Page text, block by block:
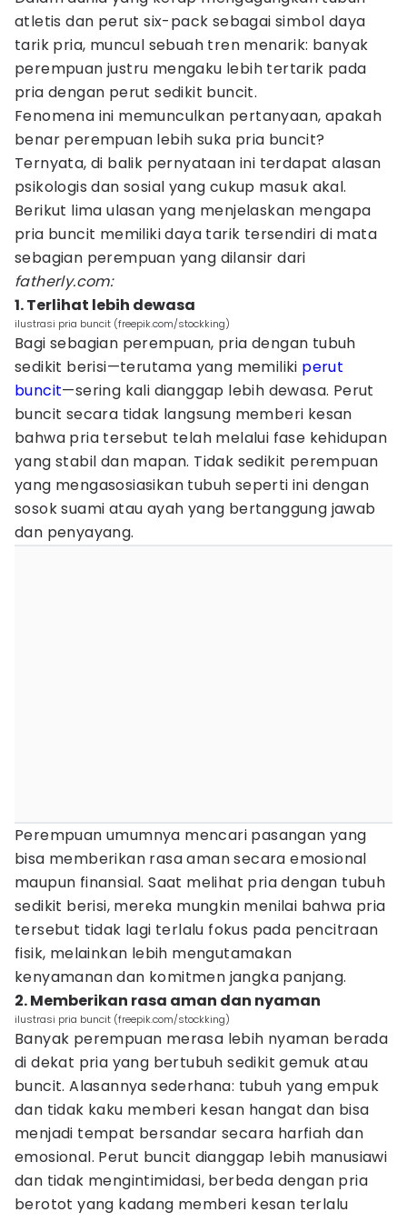
atletis dan perut six-pack sebagai simbol daya
tarik pria, muncul sebuah tren menarik: banyak
perempuan justru mengaku lebih tertarik pada
pria dengan perut sedikit buncit.
Fenomena ini memunculkan pertanyaan, apakah
benar perempuan lebih suka pria buncit?
Ternyata, di balik pernyataan ini terdapat alasan
psikologis dan sosial yang cukup masuk akal.
Berikut lima ulasan yang menjelaskan mengapa
pria buncit memiliki daya tarik tersendiri di mata
sebagian perempuan yang dilansir dari
fatherly.com:
1. Terlihat lebih dewasa
ilustrasi pria buncit (freepik.com/stockking)
Bagi sebagian perempuan, pria dengan tubuh
sedikit berisi—terutama yang memiliki perut
buncit—sering kali dianggap lebih dewasa. Perut
buncit secara tidak langsung memberi kesan
bahwa pria tersebut telah melalui fase kehidupan
yang stabil dan mapan. Tidak sedikit perempuan
yang mengasosiasikan tubuh seperti ini dengan
sosok suami atau ayah yang bertanggung jawab
dan penyayang.
Perempuan umumnya mencari pasangan yang
bisa memberikan rasa aman secara emosional
maupun finansial. Saat melihat pria dengan tubuh
sedikit berisi, mereka mungkin menilai bahwa pria
tersebut tidak lagi terlalu fokus pada pencitraan
fisik, melainkan lebih mengutamakan
kenyamanan dan komitmen jangka panjang.
2. Memberikan rasa aman dan nyaman
ilustrasi pria buncit (freepik.com/stockking)
Banyak perempuan merasa lebih nyaman berada
di dekat pria yang bertubuh sedikit gemuk atau
buncit. Alasannya sederhana: tubuh yang empuk
dan tidak kaku memberi kesan hangat dan bisa
menjadi tempat bersandar secara harfiah dan
emosional. Perut buncit dianggap lebih manusiawi
dan tidak mengintimidasi, berbeda dengan pria
berotot yang kadang memberi kesan terlalu